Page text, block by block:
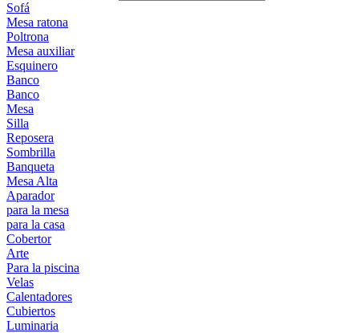
Sofá
Mesa ratona
Poltrona
Mesa auxiliar
Esquinero
Banco
Banco
Mesa
Silla
Reposera
Sombrilla
Banqueta
Mesa Alta
Aparador
para la mesa
para la casa
Cobertor
Arte
Para la piscina
Velas
Calentadores
Cubiertos
Luminaria